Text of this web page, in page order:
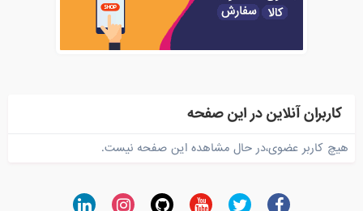
کاربران آنلاین در این صفحه
هیچ کاربر عضوی،در حال مشاهده این صفحه نیست.